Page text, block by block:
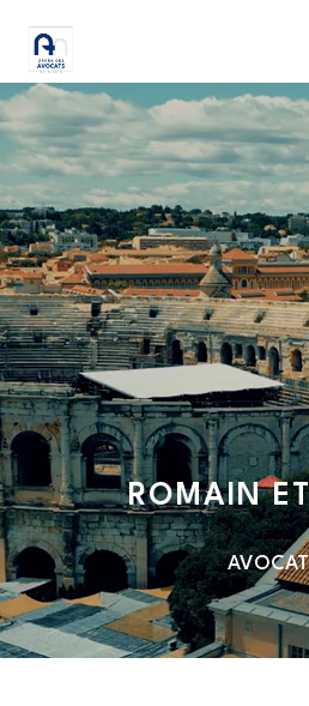
ROMAIN
AVOCAT